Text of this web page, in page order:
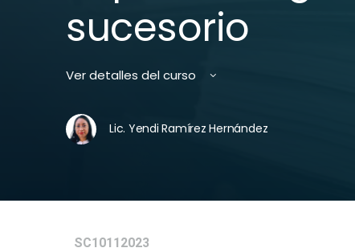
sucesorio
Ver detalles del curso
Lic. Yendi Ramírez Hernández
SC10112023